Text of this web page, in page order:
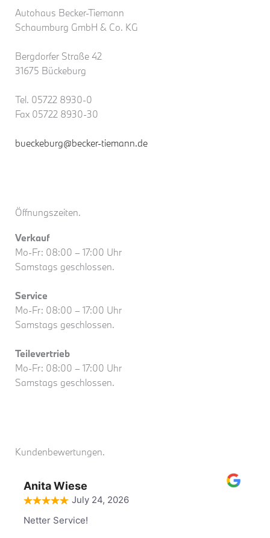
Autohaus Becker-Tiemann
Schaumburg GmbH & Co. KG
Bergdorfer Straße 42
31675 Bückeburg
Tel. 05722 8930-0
Fax 05722 8930-30
bueckeburg@becker-tiemann.de
Öffnungszeiten.
Verkauf
Mo-Fr: 08:00 – 17:00 Uhr
Samstags geschlossen.
Service
Mo-Fr: 08:00 – 17:00 Uhr
Samstags geschlossen.
Teilevertrieb
Mo-Fr: 08:00 – 17:00 Uhr
Samstags geschlossen.
Kunden­be­wer­tungen.
Anita Wiese
July 24, 2026
Netter Service!